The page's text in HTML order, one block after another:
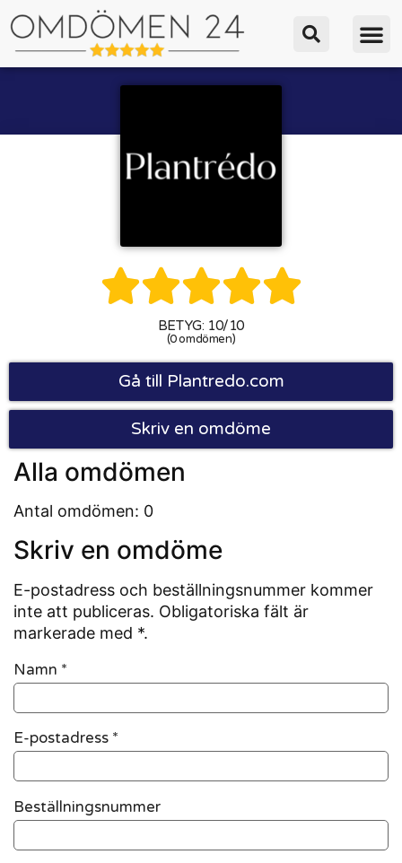

BETYG: 10/10
(0 omdömen)
Gå till Plantredo.com
Skriv en omdöme
Alla omdömen
Antal omdömen: 0
Skriv en omdöme
E-postadress och beställningsnummer kommer
inte att publiceras. Obligatoriska fält är
markerade med *.
Namn *
E-postadress *
Beställningsnummer